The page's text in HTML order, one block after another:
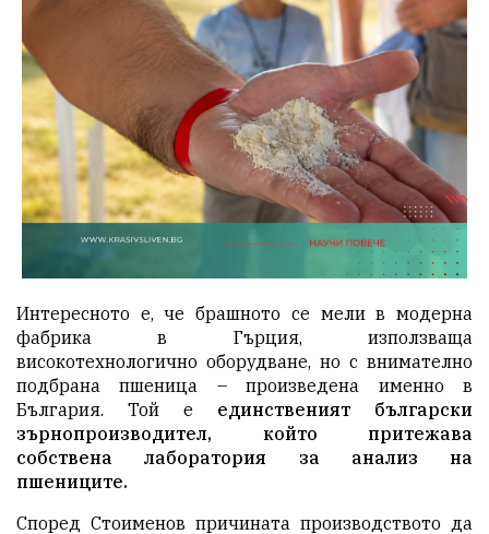
Интересното е, че брашното се мели в модерна
фабрика в Гърция, използваща
високотехнологично оборудване, но с внимателно
подбрана пшеница – произведена именно в
България. Той е единственият български
зърнопроизводител, който притежава
собствена лаборатория за анализ на
пшениците.
Според Стоименов причината производството да